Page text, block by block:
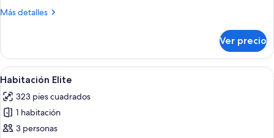
Más detalles
Más
clásica
Ver precio
Abrir
todas
las
fotos
de
Un dormitorio con una cama de
27
Habitación Elite
323 pies cuadrados
1 habitación
3 personas